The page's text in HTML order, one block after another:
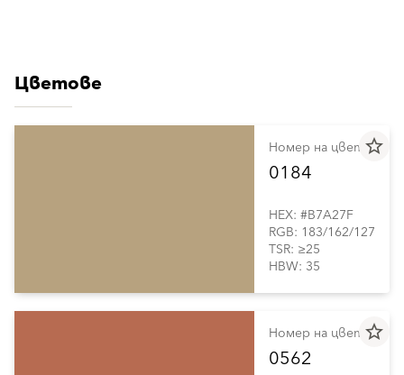
Цветове
star_border
Номер на цвета
0184
HEX: #B7A27F
RGB: 183/162/127
TSR: ≥25
HBW: 35
star_border
Номер на цвета
0562